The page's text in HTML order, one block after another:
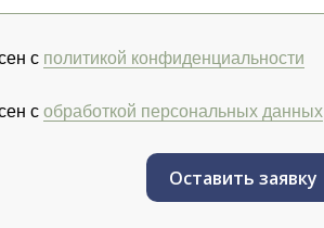
с политикой конфиденциальности
с обработкой персональных данных
Оставить заявку